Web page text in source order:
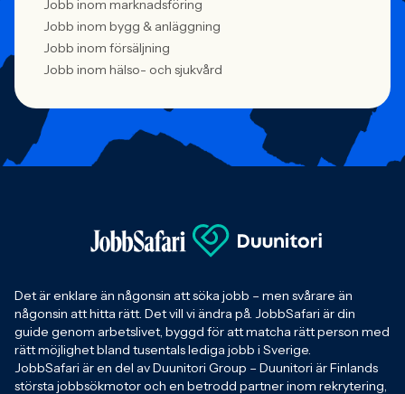
Jobb inom marknadsföring
Jobb inom bygg & anläggning
Jobb inom försäljning
Jobb inom hälso- och sjukvård
Det är enklare än någonsin att söka jobb – men svårare än
någonsin att hitta rätt. Det vill vi ändra på. JobbSafari är din
guide genom arbetslivet, byggd för att matcha rätt person med
rätt möjlighet bland tusentals lediga jobb i Sverige.
JobbSafari är en del av Duunitori Group – Duunitori är Finlands
största jobbsökmotor och en betrodd partner inom rekrytering,